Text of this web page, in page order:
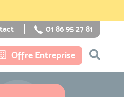
01 86 95 27 81
Offre Entreprise